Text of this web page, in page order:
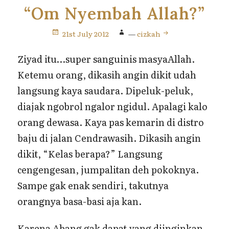
“Om Nyembah Allah?”
21st July 2012 —cizkah
Ziyad itu…super sanguinis masyaAllah.
Ketemu orang, dikasih angin dikit udah
langsung kaya saudara. Dipeluk-peluk,
diajak ngobrol ngalor ngidul. Apalagi kalo
orang dewasa. Kaya pas kemarin di distro
baju di jalan Cendrawasih. Dikasih angin
dikit, “Kelas berapa?” Langsung
cengengesan, jumpalitan deh pokoknya.
Sampe gak enak sendiri, takutnya
orangnya basa-basi aja kan.